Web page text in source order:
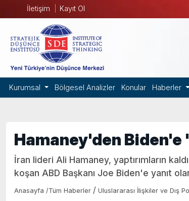
İletişim Kayıt Ol
Kurumsal Bölgesel Analizler Konular Haberler
Hamaney'den Biden'e
İran lideri Ali Hamaney, yaptırımların
koşan ABD Başkanı Joe Biden'e yanıt
Anasayfa /Tüm Haberler / Uluslararası İlişkiler ve Dış